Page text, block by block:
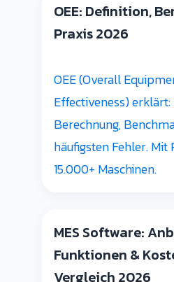
OEE: Definition,
Praxis 2026
OEE (Overall
Effectiveness)
Berechnung,
häufigsten Fehler. Mit
15.000+ Maschinen.
MES Software:
Funktionen &
Vergleich 2026